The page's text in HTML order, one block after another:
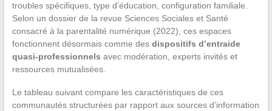
troubles spécifiques, type d’éducation, configuration familiale.
Selon un dossier de la revue Sciences Sociales et Santé
consacré à la parentalité numérique (2022), ces espaces
fonctionnent désormais comme des dispositifs d’entraide
quasi-professionnels avec modération, experts invités et
ressources mutualisées.
Le tableau suivant compare les caractéristiques de ces
communautés structurées par rapport aux sources d’information